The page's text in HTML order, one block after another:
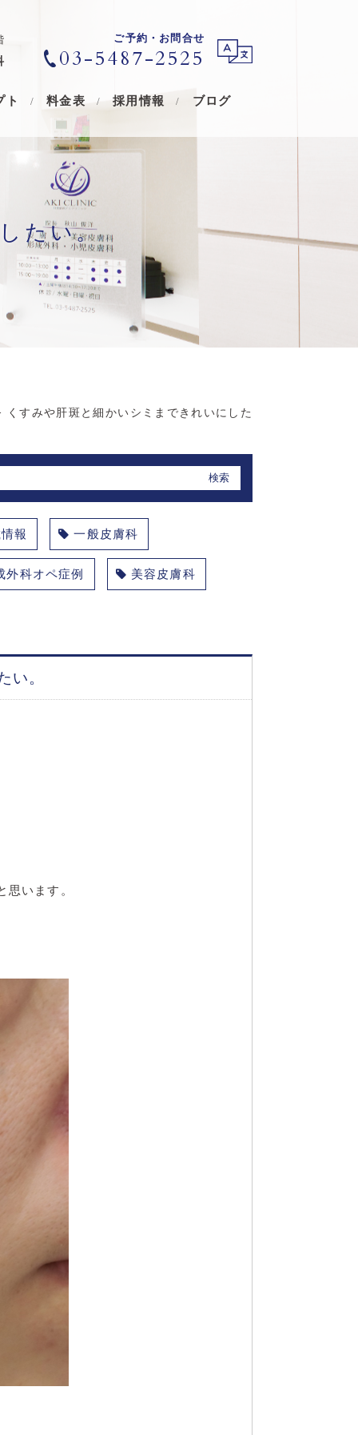
ご予約・お問合せ
03-5487-2525
ト 料金表 採用情報 ブログ
たい。
くすみや肝斑と細かいシミまできれいにした
報 一般皮膚科
外科オペ症例 美容皮膚科
い。
います。